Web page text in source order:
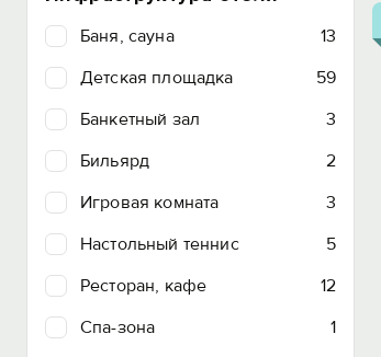
Баня, сауна
13
Детская площадка
59
Банкетный зал
3
Бильярд
2
Игровая комната
3
Настольный теннис
5
Ресторан, кафе
12
Спа-зона
1